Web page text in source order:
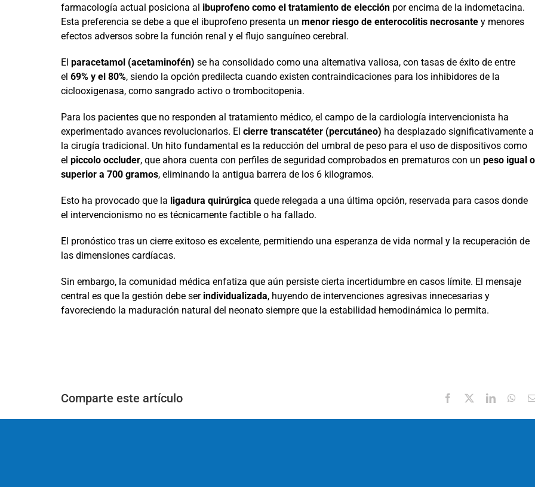
farmacología actual posiciona al ibuprofeno como el tratamiento de elecciónpor encima de la indometacina.
Esta preferencia se debe a que el ibuprofeno presenta un menor riesgo de enterocolitis necrosantey menores
efectos adversos sobre la función renal y el flujo sanguíneo cerebral.
El paracetamol (acetaminofén) se ha consolidado como una alternativa valiosa, con tasas de éxito de entre
el 69% y el 80%, siendo la opción predilecta cuando existen contraindicaciones para los inhibidores de la
ciclooxigenasa, como sangrado activo o trombocitopenia.
Para los pacientes que no responden al tratamiento médico, el campo de la cardiología intervencionista ha
experimentado avances revolucionarios. El cierre transcatéter (percutáneo) ha desplazado significativamente a
la cirugía tradicional. Un hito fundamental es la reducción del umbral de peso para el uso de dispositivos como
el piccolo occluder, que ahora cuenta con perfiles de seguridad comprobados en prematuros con un peso igual o
superior a 700 gramos, eliminando la antigua barrera de los 6 kilogramos.
Esto ha provocado que la ligadura quirúrgica quede relegada a una última opción, reservada para casos donde
el intervencionismo no es técnicamente factible o ha fallado.
El pronóstico tras un cierre exitoso es excelente, permitiendo una esperanza de vida normal y la recuperación de
las dimensiones cardíacas.
Sin embargo, la comunidad médica enfatiza que aún persiste cierta incertidumbre en casos límite. El mensaje
central es que la gestión debe ser individualizada, huyendo de intervenciones agresivas innecesarias y
favoreciendo la maduración natural del neonato siempre que la estabilidad hemodinámica lo permita.
Comparte este artículo Facebook
X LinkedIn